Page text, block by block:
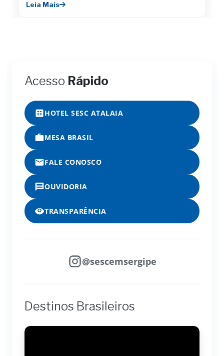
Leia Mais
Acesso Rápido
HOTEL SESC ATALAIA
MESA BRASIL
FALE CONOSCO
OUVIDORIA
TRANSPARÊNCIA
@sescemsergipe
Destinos Brasileiros